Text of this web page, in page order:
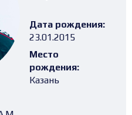
Дата рождения:
23.01.2015
Место
рождения:
Казань